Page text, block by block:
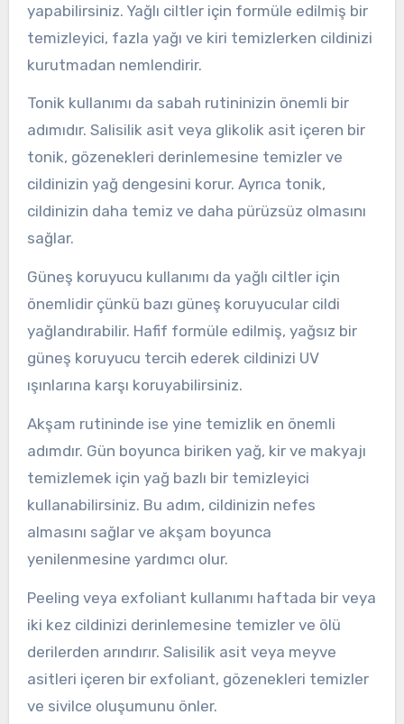
yapabilirsiniz. Yağlı ciltler için formüle edilmiş bir
temizleyici, fazla yağı ve kiri temizlerken cildinizi
kurutmadan nemlendirir.
Tonik kullanımı da sabah rutininizin önemli bir
adımıdır. Salisilik asit veya glikolik asit içeren bir
tonik, gözenekleri derinlemesine temizler ve
cildinizin yağ dengesini korur. Ayrıca tonik,
cildinizin daha temiz ve daha pürüzsüz olmasını
sağlar.
Güneş koruyucu kullanımı da yağlı ciltler için
önemlidir çünkü bazı güneş koruyucular cildi
yağlandırabilir. Hafif formüle edilmiş, yağsız bir
güneş koruyucu tercih ederek cildinizi UV
ışınlarına karşı koruyabilirsiniz.
Akşam rutininde ise yine temizlik en önemli
adımdır. Gün boyunca biriken yağ, kir ve makyajı
temizlemek için yağ bazlı bir temizleyici
kullanabilirsiniz. Bu adım, cildinizin nefes
almasını sağlar ve akşam boyunca
yenilenmesine yardımcı olur.
Peeling veya exfoliant kullanımı haftada bir veya
iki kez cildinizi derinlemesine temizler ve ölü
derilerden arındırır. Salisilik asit veya meyve
asitleri içeren bir exfoliant, gözenekleri temizler
ve sivilce oluşumunu önler.